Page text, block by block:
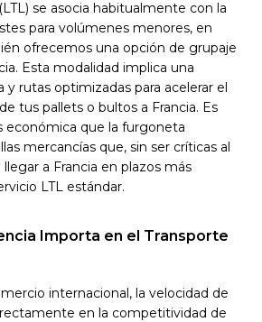
se asocia habitualmente con la
para volúmenes menores, en
ofrecemos una opción de grupaje
Esta modalidad implica una
y rutas optimizadas para acelerar el
tus pallets o bultos a Francia. Es
económica que la furgoneta
mercancías que, sin ser críticas al
a Francia en plazos más
LTL estándar.
Importa en el Transporte
internacional, la velocidad de
en la competitividad de